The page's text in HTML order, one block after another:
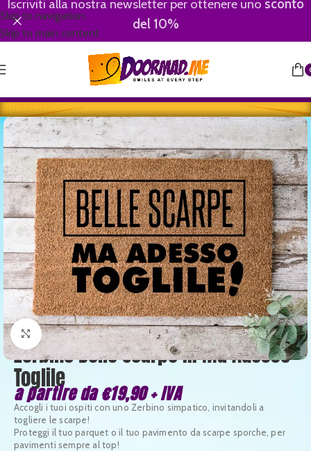
Skip to navigation
Skip to main content
Iscriviti alla nostra newsletter per ottenere uno sconto
del 10%
Clicca per ingrandire
Zerbino Belle Scarpe … Ma Adesso
Toglile
a partire da€19,90+ IVA
Accogli i tuoi ospiti con uno Zerbino simpatico, invitandoli a
togliere le scarpe!
Proteggi il tuo parquet o il tuo pavimento da scarpe sporche, per
pavimenti sempre al top!